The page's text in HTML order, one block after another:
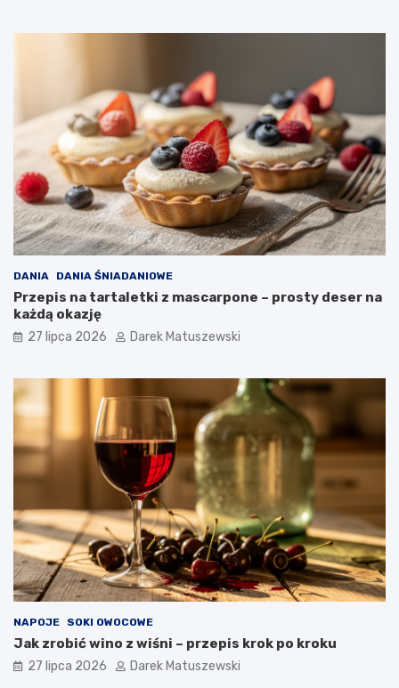
DANIA DANIA ŚNIADANIOWE
Przepis na tartaletki z mascarpone – prosty deser na
każdą okazję
27 lipca 2026 Darek Matuszewski
NAPOJE SOKI OWOCOWE
Jak zrobić wino z wiśni – przepis krok po kroku
27 lipca 2026 Darek Matuszewski